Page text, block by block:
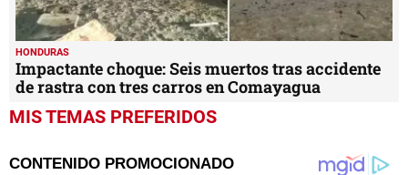
HONDURAS
Impactante choque: Seis muertos tras accidente
de rastra con tres carros en Comayagua
MIS TEMAS PREFERIDOS